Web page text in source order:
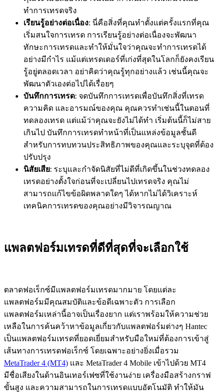
ทำการเทรดจริง
เรียนรู้อย่างต่อเนื่อง: นี่คือสิ่งที่คุณทำตั้งแต่ครั้งแรกที่คุณ
เริ่มสนใจการเทรด การเรียนรู้อย่างต่อเนื่องจะพัฒนา
ทักษะการเทรดและทำให้มั่นใจว่าคุณจะทำการเทรดได้
อย่างมีกำไร แม้แต่เทรดเดอร์ที่เก่งที่สุดในโลกก็ยังคงเรียน
รู้อยู่ตลอดเวลา อย่าคิดว่าคุณรู้ทุกอย่างแล้ว เช่นนี้คุณจะ
พัฒนาตัวเองต่อไปได้เรื่อยๆ
บันทึกการเทรด: จดบันทึกการเทรดเพื่อบันทึกสิ่งที่เทรด
ความคิด และอารมณ์ของคุณ คุณควรทำเช่นนี้ในตอนที่
ทดลองเทรด แต่แม้ว่าคุณจะยังไม่ได้ทำ เริ่มต้นนี้ก็ไม่สาย
เกินไป บันทึกการเทรดทำหน้าที่เป็นแหล่งข้อมูลชั้นดี
สำหรับการทบทวนประสิทธิภาพของคุณและระบุจุดที่ต้อง
ปรับปรุง
นิสัยเสีย: ระบุและกำจัดนิสัยที่ไม่ดีที่เกิดขึ้นในช่วงทดลอง
เทรดอย่างตั้งใจก่อนที่จะเปลี่ยนไปเทรดจริง คุณไม่
สามารถแก้ไขข้อผิดพลาดใดๆ ได้หากไม่ได้วิเคราะห์
เทคนิคการเทรดของคุณอย่างมีวิจารณญาณ
แพลตฟอร์มเทรดที่ดีที่สุดที่จะเลือกใช้
ตลาดฟอเร็กซ์มีแพลตฟอร์มเทรดมากมาย โดยแต่ละ
แพลตฟอร์มมีคุณสมบัติและข้อดีเฉพาะตัว การเลือก
แพลตฟอร์มเหล่านี้อาจเป็นเรื่องยาก แต่เราพร้อมให้ความช่วย
เหลือในการค้นคว้าหาข้อมูลเกี่ยวกับแพลตฟอร์มต่างๆ Hantec
เป็นแพลตฟอร์มเทรดที่ยอดเยี่ยมสำหรับมือใหม่ที่ต้องการเข้าสู่
เส้นทางการเทรดฟอเร็กซ์ โดยเฉพาะอย่างยิ่งเมื่อรวม
MetaTrader 4 (MT4) และ MetaTrader 4 Mobile เข้าไปด้วย MT4
มีชื่อเสียงในด้านอินเทอร์เฟซที่ใช้งานง่าย เครื่องมือสร้างกราฟ
ขั้นสูง และความสามารถในการเทรดแบบอัตโนมัติ ทำให้มัน